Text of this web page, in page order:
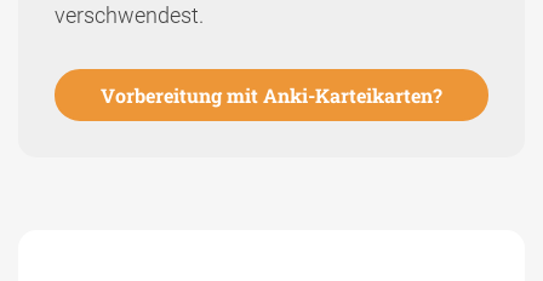
verschwendest.
Vorbereitung mit Anki-Karteikarten?